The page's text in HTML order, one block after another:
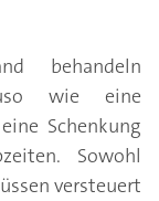
behandeln
wie eine
Schenkung
Sowohl
versteuert